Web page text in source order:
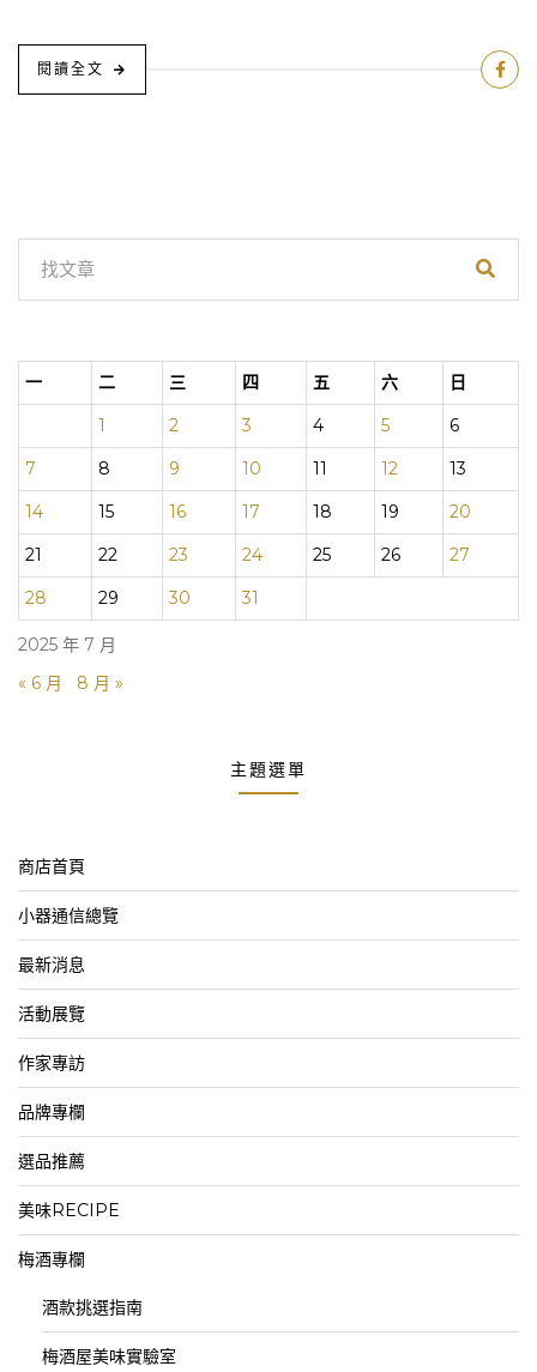
閱讀全文
2025 年 7 月
一 二 三 四 五 六
日
1
2 3 4 5
6
7
8 9 10 11 12
13
14
15 16 17 18 19
20
21
22 23 24 25 26
27
28
29 30 31
« 6 月 8 月 »
主題選單
商店首頁
小器通信總覽
最新消息
活動展覽
作家專訪
品牌專欄
選品推薦
美味RECIPE
梅酒專欄
酒款挑選指南
梅酒屋美味實驗室